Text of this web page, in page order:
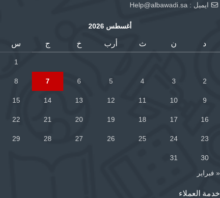
ايميل : Help@albawadi.sa
أغسطس 2026
د ن ث أرب خ ج س
1
2
3
4
5
6
7
8
9
10
11
12
13
14
15
16
17
18
19
20
21
22
23
24
25
26
27
28
29
30
31
« فبراير
خدمة العملاء